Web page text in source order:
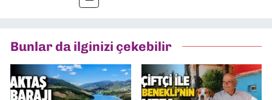
müdürü olarak görev yaptım. Ayrıca Yeni
Gazetesi'nde editörlük yapıyorum
Bunlar da ilginizi çekebilir